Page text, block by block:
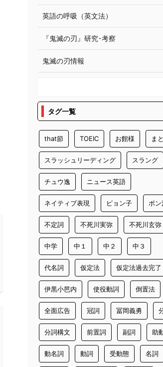
英語の呼吸（英文法）
『鬼滅の刃』研究･考察
鬼滅の刃情報
タグ一覧
that節 TOEIC お館様 ま
スラッシュリーディング スラング
チュウ逸 ニュース英語
ネイティブ表現 ピョン子 ポ
不定詞 不死川実弥 不死川玄弥
中学 中１ 中２ 中３
代名詞 仮定法 仮定法過去完了
伊黒小芭内 使役動詞 倒置法
全面広告 冠詞 冨岡義勇
分詞構文 前置詞 副詞 助
動名詞 動詞 受動態 名詞